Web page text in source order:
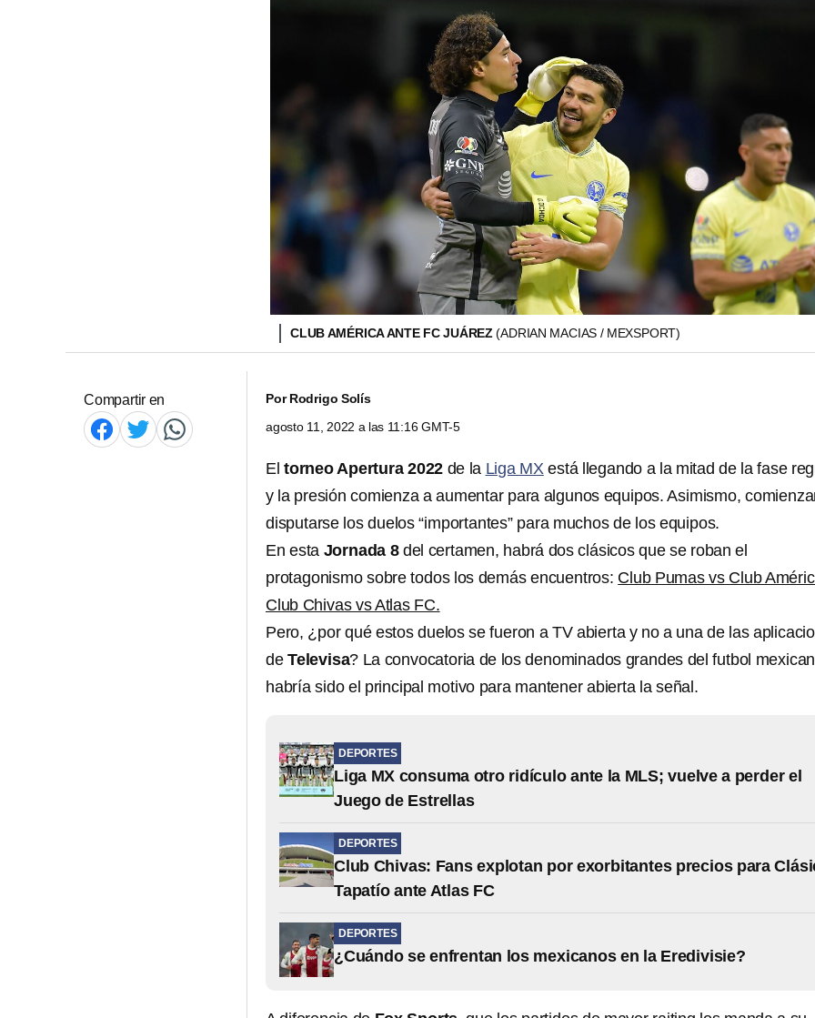
CLUB AMÉRICA ANTE FC JUÁREZ(ADRIAN MACIAS / MEXSPORT)
Compartir en PorRodrigo Solís
agosto 11, 2022 a las 11:16 GMT-5
El torneo Apertura 2022 de la Liga MXestá llegando a la mitad de la fase
y la presión comienza a aumentar para algunos equipos. Asimismo,
disputarse los duelos “importantes” para muchos de los equipos.
En esta Jornada 8 del certamen, habrá dos clásicos que se roban el
protagonismo sobre todos los demás encuentros: Club Pumas vs Club
Club Chivas vs Atlas FC.
Pero, ¿por qué estos duelos se fueron a TV abierta y no a una de las
de Televisa? La convocatoria de los denominados grandes del futbol
habría sido el principal motivo para mantener abierta la señal.
DEPORTES
Liga MX consuma otro ridículo ante la MLS; vuelve a perder el
Juego de Estrellas
DEPORTES
Club Chivas: Fans explotan por exorbitantes precios para
Tapatío ante Atlas FC
DEPORTES
¿Cuándo se enfrentan los mexicanos en la Eredivisie?